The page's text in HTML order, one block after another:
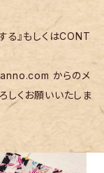
る』もしくはCONT
からのメ
しくお願いいたしま